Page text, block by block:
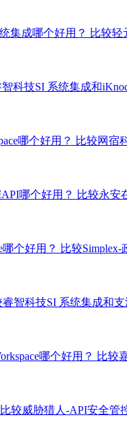
集成哪个好用？ 比较轻
智科技SI 系统集成和
哪个好用？ 比较网宿
哪个好用？ 比较永安
个好用？ 比较Simplex-
睿智科技SI 系统集成和
哪个好用？ 比较
比较威胁猎人-API安全管